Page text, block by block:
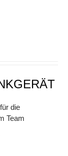
die
Team